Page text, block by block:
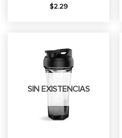
$2.29
SIN EXISTENCIAS